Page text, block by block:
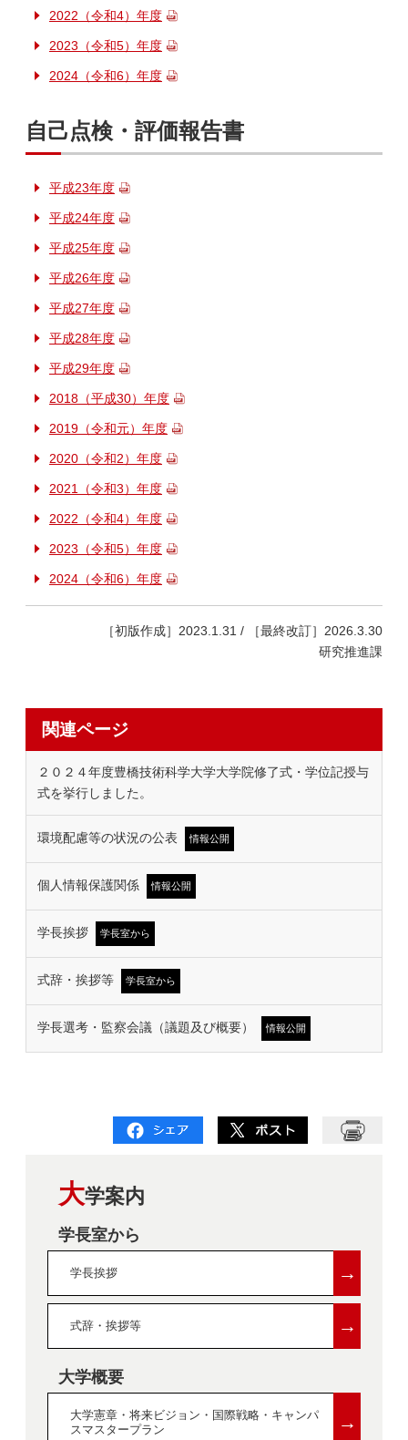
2022（令和4）年度
2023（令和5）年度
2024（令和6）年度
自己点検・評価報告書
平成23年度
平成24年度
平成25年度
平成26年度
平成27年度
平成28年度
平成29年度
2018（平成30）年度
2019（令和元）年度
2020（令和2）年度
2021（令和3）年度
2022（令和4）年度
2023（令和5）年度
2024（令和6）年度
［初版作成］2023.1.31 / ［最終改訂］2026.3.30
研究推進課
関連ページ
２０２４年度豊橋技術科学大学大学院修了式・学位記授与
式を挙行しました。
環境配慮等の状況の公表 情報公開
個人情報保護関係 情報公開
学長挨拶 学長室から
式辞・挨拶等 学長室から
学長選考・監察会議（議題及び概要） 情報公開
大学案内
学長室から
学長挨拶 →
式辞・挨拶等 →
大学概要
大学憲章・将来ビジョン・国際戦略・キャンパ
スマスタープラン
→